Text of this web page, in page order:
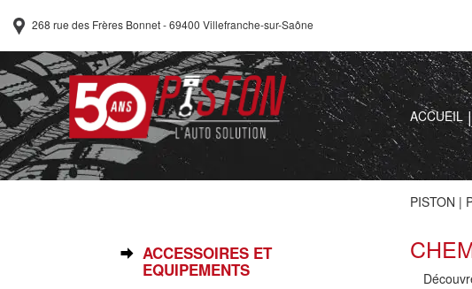
268 rue des Frères Bonnet - 69400 Villefranche-sur-Saône
ACCUEIL
PISTON |
ACCESSOIRES ET
EQUIPEMENTS